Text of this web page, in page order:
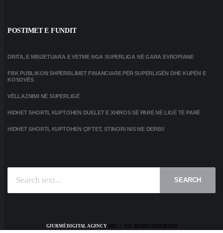
POSTIMET E FUNDIT
DRITA, E MBIJETUARA E VETME NGA SUPERLIGA NË GARA EVROPIANE
FBK PUBLIKON SHPËRBLIMET FINANCIARE PËR SUPERLIGËN DHE KUPËN E
KOSOVËS
VËLLAZNIMI NË SUPERLIGË
HIDHET SHORTI, KUPTOHEN DUELET E XHIROS SË PARË NË LIGË TË PARË
HIDHET SHORTI, KUPTOHEN ÇIFTET, STINORI NIS ME DERBI!
SEARCH
GJURMË DIGITAL AGENCY2025 | ALL RIGHTS RESERVED